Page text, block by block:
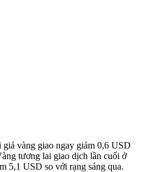
vàng giao ngay giảm 0,6 USD
tương lai giao dịch lần cuối ở
5,1 USD so với rạng sáng qua.